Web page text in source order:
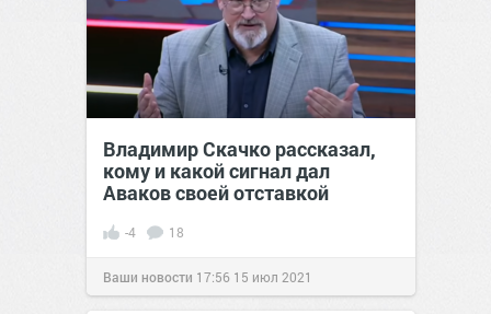
Владимир Скачко рассказал,
кому и какой сигнал дал
Аваков своей отставкой
-4 18
Ваши новости 17:56 15 июл 2021